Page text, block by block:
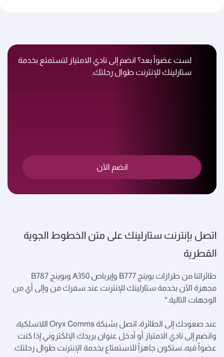
لست عضواً بعد؟ انضم إلى نادي الامتياز لتستمتع بخدمة
ستارلينك للإنترنت طوال رحلتك.
انضم الآن
اتصل بإنترنت ستارلينك على متن الخطوط الجوية
القطرية
طائراتنا من طرازات بوينج B777 وإيرباص A350 وبوينج B787
مجهزة الآن بخدمة ستارلينك للإنترنت عند سفرك من وإلى أي من
الوجهات التالية.*
عند صعودك إلى الطائرة، اتصل بشبكة Oryx Comms اللاسلكية،
وانضم إلى نادي الامتياز أو أدخل عنوان بريدك الإلكتروني إذا كنت
عضواً فيه، ستكون جاهزاً للاستمتاع بخدمة الإنترنت طوال رحلتك.